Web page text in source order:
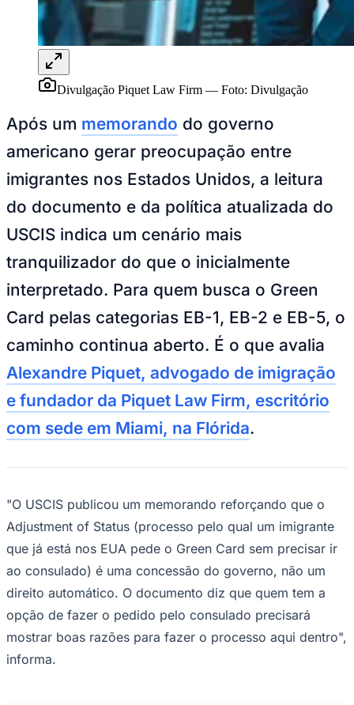
Sport
Divulgação Piquet Law Firm
Após ummemorandodo governo
americano gerar preocupação entre
imigrantes nos Estados Unidos, a leitura
do documento e da política atualizada do
USCIS indica um cenário mais
tranquilizador do que o inicialmente
interpretado. Para quem busca o Green
Card pelas categorias EB-1, EB-2 e EB-5, o
caminho continua aberto. É o que avalia
Alexandre Piquet, advogado de imigração
e fundador da Piquet Law Firm, escritório
com sede em Miami, na Flórida
"O USCIS publicou um memorando reforçando que o
que já está nos EUA pede o Green Card sem precisar ir
ao consulado) é uma concessão do governo, não um
direito automático. O documento diz que quem tem a
opção de fazer o pedido pelo consulado precisará
mostrar boas razões para fazer o processo aqui dentro",
informa.